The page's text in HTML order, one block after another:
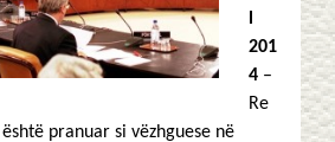
201
4 –
Re
pranuar si vëzhguese në